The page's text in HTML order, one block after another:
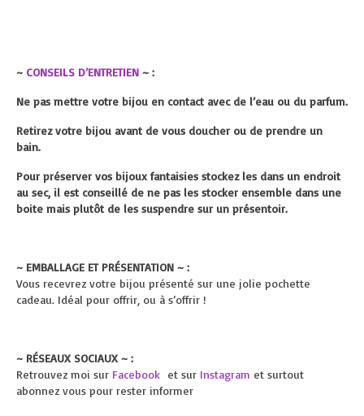
~ CONSEILS D’ENTRETIEN ~ :
Ne pas mettre votre bijou en contact avec de l’eau ou du parfum.
Retirez votre bijou avant de vous doucher ou de prendre un
bain.
Pour préserver vos bijoux fantaisies stockez les dans un endroit
au sec, il est conseillé de ne pas les stocker ensemble dans une
boite mais plutôt de les suspendre sur un présentoir.
~ EMBALLAGE ET PRÉSENTATION ~ :
Vous recevrez votre bijou présenté sur une jolie pochette
cadeau. Idéal pour offrir, ou à s’offrir !
~ RÉSEAUX SOCIAUX ~ :
Retrouvez moi sur Facebook et sur Instagram et surtout
abonnez vous pour rester informer